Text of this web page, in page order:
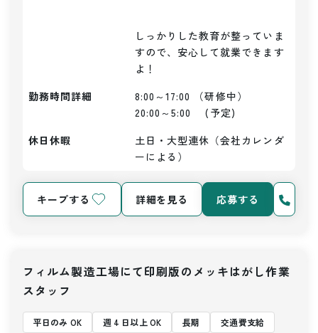
しっかりした教育が整っていま
すので、安心して就業できます
よ！
勤務時間詳細
8:00～17:00 （研修中）
20:00～5:00　 (予定)
休日休暇
土日・大型連休（会社カレンダ
ーによる）
キープする 詳細を見る 応募する
フィルム製造工場にて印刷版のメッキはがし作業
スタッフ
平日のみ OK 週 4 日以上 OK 長期 交通費支給